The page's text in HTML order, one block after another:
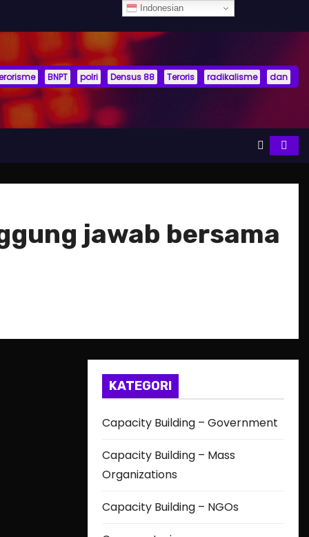
BNPT polri Densus 88 Teroris radikalisme dan
jawab bersama
KATEGORI
Capacity Building – Government
Capacity Building – Mass
Organizations
Capacity Building – NGOs
Indonesian